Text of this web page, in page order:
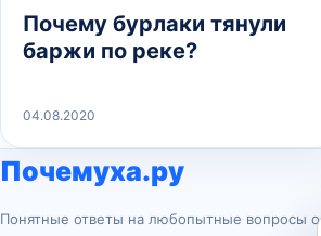
Почему бурлаки тянули
баржи по реке?
04.08.2020
Почемуха.ру
Понятные ответы на любопытные вопросы о